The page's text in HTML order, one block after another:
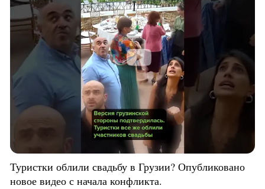
Туристки облили свадьбу в Грузии? Опубликовано
новое видео с начала конфликта.